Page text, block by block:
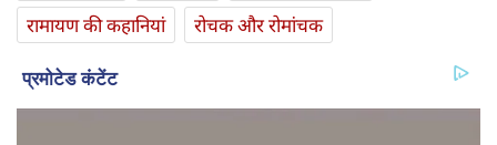
रामायण की कहानियां
रोचक और रोमांचक